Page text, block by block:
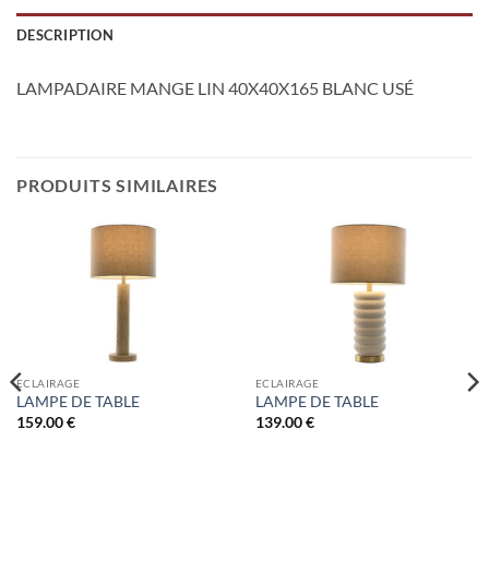
DESCRIPTION
LAMPADAIRE MANGE LIN 40X40X165 BLANC USÉ
PRODUITS SIMILAIRES
ECLAIRAGE
LAMPE DE TABLE
159.00€
ECLAIRAGE
LAMPE DE TABLE
139.00€